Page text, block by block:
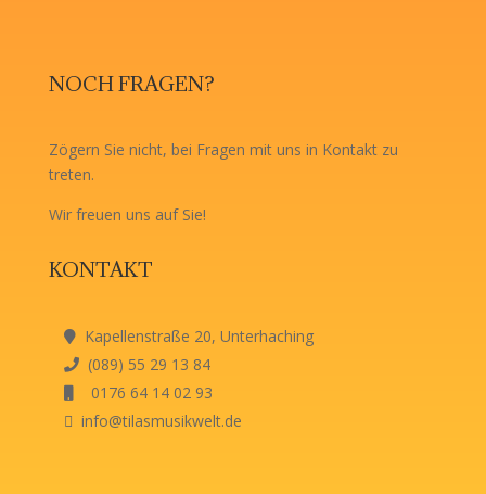
NOCH FRAGEN?
Zögern Sie nicht, bei Fragen mit uns in Kontakt zu
treten.
Wir freuen uns auf Sie!
KONTAKT
Kapellenstraße 20, Unterhaching
(089) 55 29 13 84
0176 64 14 02 93
info@tilasmusikwelt.de